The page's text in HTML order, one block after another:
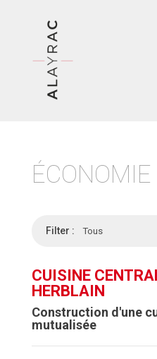
ÉCONOMIE
Filter :
CUISINE
HERBLAIN
Construction d'une
mutualisée